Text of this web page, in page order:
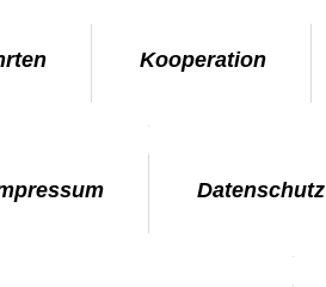
Kooperation
Datenschutz